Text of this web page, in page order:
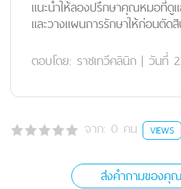
แนะนำให้ลองปรึกษาคุณหมอที่ดู
และวางแผนการรักษาให้ก่อนตัดสิ
ตอบโดย: ราชเทวีคลินิก | วันที่
จาก: 0 คน VIEWS
ส่งคำถามของคุ